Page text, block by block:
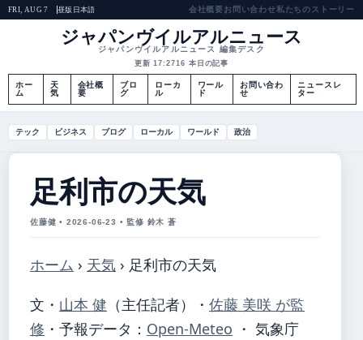
FRI, AUG 7 昼版 日本語 会社概要お問い合わせ私たちのストーリー
ジャパンヴイルアルニュース
ジャパンヴイルアルニュース 編集デスク
更新 17:2716 本日の記事
ホー
ム
天
気
会社概
要
ブロ
グ
ローカ
ル
ワール
ド
お問い合わ
せ
ニュースレ
ター
テック ビジネス ブログ ローカル ワールド 政治
足利市の天気
佐藤健 • 2026-06-23 • 監修 鈴木 蒼
ホーム › 天気 › 足利市の天気
文・ 山本 健 （主任記者） ・ 佐藤 美咲 が監
修 ・ 予報データ： Open-Meteo ・ 気象庁